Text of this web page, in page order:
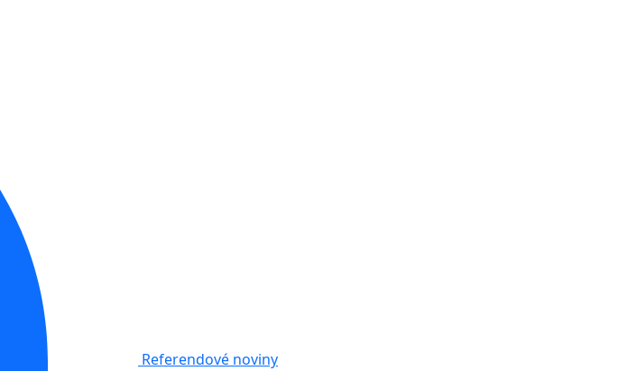
Referendové noviny